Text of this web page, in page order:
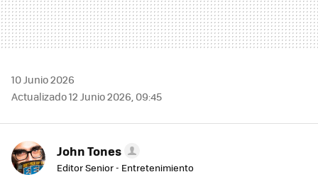
10 Junio 2026
Actualizado 12 Junio 2026, 09:45
John Tones
Editor Senior - Entretenimiento